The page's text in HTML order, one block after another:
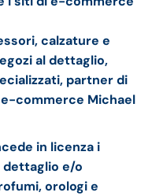
calzature e
al dettaglio,
partner di
commerce Michael
in licenza i
dettaglio e/o
orologi e